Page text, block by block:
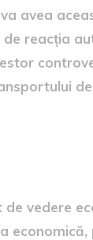
avea
reacția
vedere